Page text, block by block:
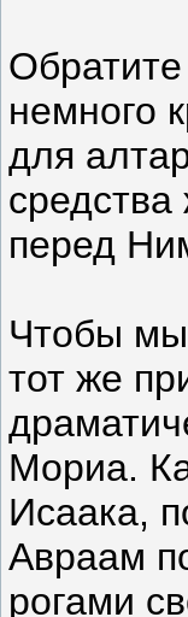
немного
для
перед
Чтобы мы
тот же
Мориа.
Исаака,
Авраам
рогами